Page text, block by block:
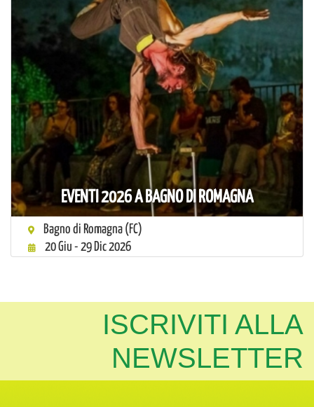
EVENTI 2026 A BAGNO DI ROMAGNA
Bagno di Romagna (FC)
20 Giu - 29 Dic 2026
ISCRIVITI ALLA
NEWSLETTER